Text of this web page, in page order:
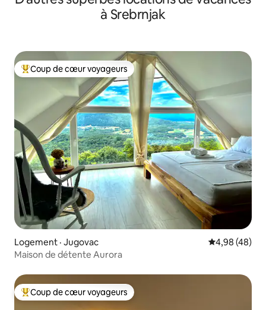
à Srebrnjak
Coup de cœur voyageurs parmi les plus aimés
Coup de cœur voyageurs
Logement · Jugovac Note
4,98 (48)
Maison de détente Aurora
Coup de cœur voyageurs parmi les plus aimés
Coup de cœur voyageurs